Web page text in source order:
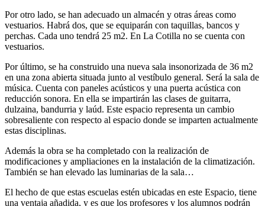
Por otro lado, se han adecuado un almacén y otras áreas como
vestuarios. Habrá dos, que se equiparán con taquillas, bancos y
perchas. Cada uno tendrá 25 m2. En La Cotilla no se cuenta con
vestuarios.
Por último, se ha construido una nueva sala insonorizada de 36 m2
en una zona abierta situada junto al vestíbulo general. Será la sala de
música. Cuenta con paneles acústicos y una puerta acústica con
reducción sonora. En ella se impartirán las clases de guitarra,
dulzaina, bandurria y laúd. Este espacio representa un cambio
sobresaliente con respecto al espacio donde se imparten actualmente
estas disciplinas.
Además la obra se ha completado con la realización de
modificaciones y ampliaciones en la instalación de la climatización.
También se han elevado las luminarias de la sala…
El hecho de que estas escuelas estén ubicadas en este Espacio, tiene
una ventaja añadida, y es que los profesores y los alumnos podrán